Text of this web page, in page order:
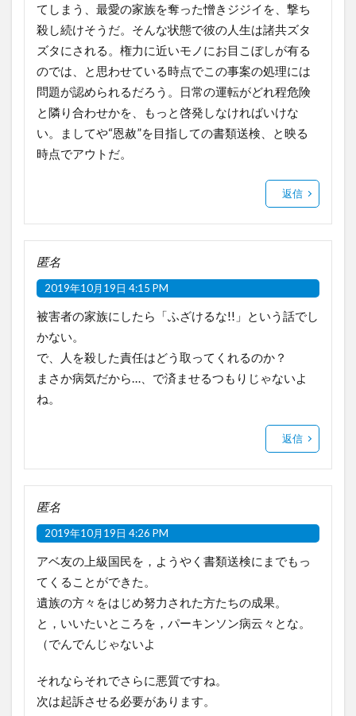
てしまう、最愛の家族を奪った憎きジジイを、撃ち
殺し続けそうだ。そんな状態で彼の人生は諸共ズタ
ズタにされる。権力に近いモノにお目こぼしが有る
のでは、と思わせている時点でこの事案の処理には
問題が認められるだろう。日常の運転がどれ程危険
と隣り合わせかを、もっと啓発しなければいけな
い。ましてや“恩赦”を目指しての書類送検、と映る
時点でアウトだ。
返信
匿名
2019年10月19日 4:15 PM
被害者の家族にしたら「ふざけるな!!」という話でし
かない。
で、人を殺した責任はどう取ってくれるのか？
まさか病気だから…、で済ませるつもりじゃないよ
ね。
返信
匿名
2019年10月19日 4:26 PM
アベ友の上級国民を，ようやく書類送検にまでもっ
てくることができた。
遺族の方々をはじめ努力された方たちの成果。
と，いいたいところを，パーキンソン病云々とな。
（でんでんじゃないよ
それならそれでさらに悪質ですね。
次は起訴させる必要があります。